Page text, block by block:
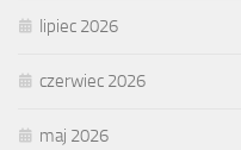
lipiec 2026
czerwiec 2026
maj 2026